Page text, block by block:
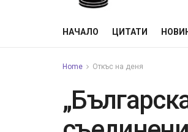
НАЧАЛО ЦИТАТИ
Home Откъс на деня